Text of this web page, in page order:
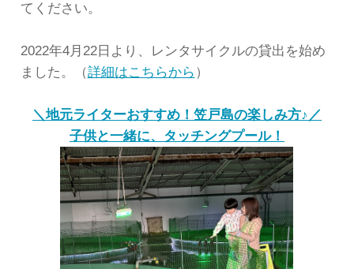
てください。
2022年4月22日より、レンタサイクルの貸出を始め
ました。（詳細はこちらから ）
＼地元ライターおすすめ！笠戸島の楽しみ方♪／
子供と一緒に、タッチングプール！